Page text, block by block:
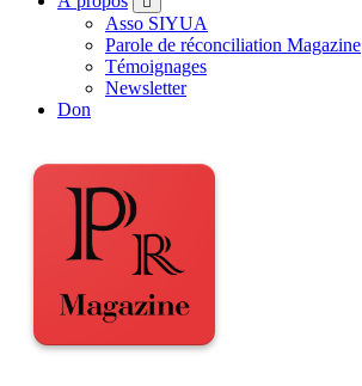
Asso SIYUA
Parole de réconciliation Magazine
Témoignages
Newsletter
Don